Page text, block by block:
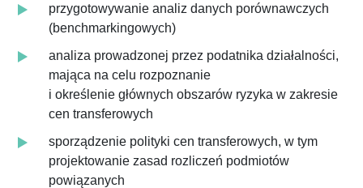
przygotowywanie analiz danych porównawczych
(benchmarkingowych)
analiza prowadzonej przez podatnika działalności,
mająca na celu rozpoznanie
i określenie głównych obszarów ryzyka w zakresie
cen transferowych
sporządzenie polityki cen transferowych, w tym
projektowanie zasad rozliczeń podmiotów
powiązanych